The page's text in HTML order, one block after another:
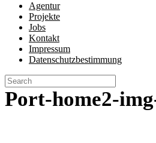
Agentur
Projekte
Jobs
Kontakt
Impressum
Datenschutzbestimmung
Port-home2-